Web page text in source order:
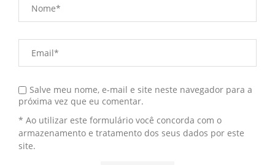
Salve meu nome, e-mail e site neste navegador para a
próxima vez que eu comentar.
* Ao utilizar este formulário você concorda com o
armazenamento e tratamento dos seus dados por este
site.